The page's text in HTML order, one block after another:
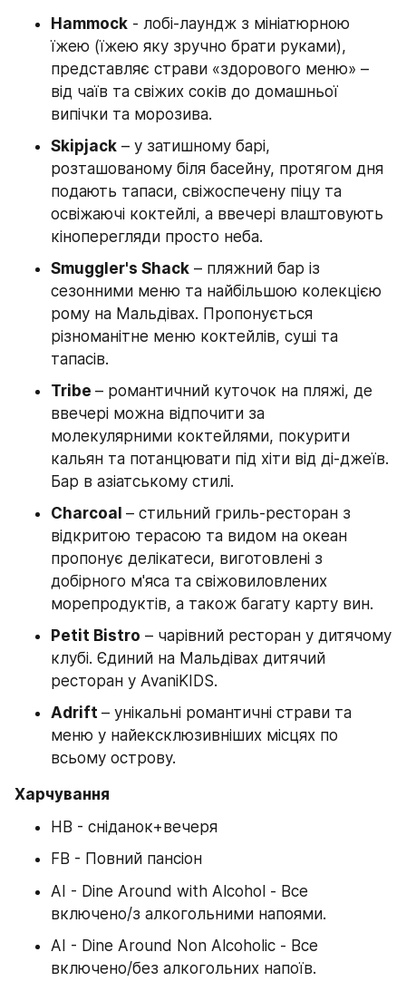
Hammock - лобі-лаундж з мініатюрною
їжею (їжею яку зручно брати руками),
представляє страви «здорового меню» –
від чаїв та свіжих соків до домашньої
випічки та морозива.
Skipjack – у затишному барі,
розташованому біля басейну, протягом дня
подають тапаси, свіжоспечену піцу та
освіжаючі коктейлі, а ввечері влаштовують
кіноперегляди просто неба.
Smuggler's Shack – пляжний бар із
сезонними меню та найбільшою колекцією
рому на Мальдівах. Пропонується
різноманітне меню коктейлів, суші та
тапасів.
Tribe – романтичний куточок на пляжі, де
ввечері можна відпочити за
молекулярними коктейлями, покурити
кальян та потанцювати під хіти від ді-джеїв.
Бар в азіатському стилі.
Charcoal – стильний гриль-ресторан з
відкритою терасою та видом на океан
пропонує делікатеси, виготовлені з
добірного м'яса та свіжовиловлених
морепродуктів, а також багату карту вин.
Petit Bistro – чарівний ресторан у дитячому
клубі. Єдиний на Мальдівах дитячий
ресторан у AvaniKIDS.
Adrift – унікальні романтичні страви та
меню у найексклюзивніших місцях по
всьому острову.
Харчування
HB - сніданок+вечеря
FB - Повний пансіон
AI - Dine Around with Alcohol - Все
включено/з алкогольними напоями.
AI - Dine Around Non Alcoholic - Все
включено/без алкогольних напоїв.